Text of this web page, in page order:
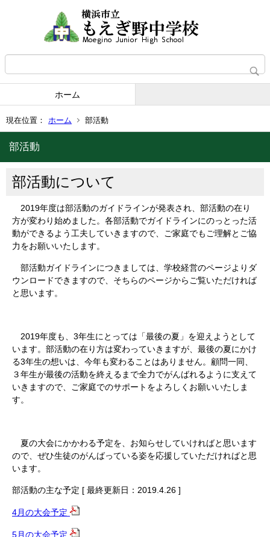
ホーム
現在位置： ホーム 部活動
部活動
部活動について
2019年度は部活動のガイドラインが発表され、部活動の在り
方が変わり始めました。各部活動でガイドラインにのっとった活
動ができるよう工夫していきますので、ご家庭でもご理解とご協
力をお願いいたします。
部活動ガイドラインにつきましては、学校経営のページよりダ
ウンロードできますので、そちらのページからご覧いただければ
と思います。
2019年度も、3年生にとっては「最後の夏」を迎えようとして
います。部活動の在り方は変わっていきますが、最後の夏にかけ
る3年生の想いは、今年も変わることはありません。顧問一同、
３年生が最後の活動を終えるまで全力でがんばれるように支えて
いきますので、ご家庭でのサポートをよろしくお願いいたしま
す。
夏の大会にかかわる予定を、お知らせしていければと思います
ので、ぜひ生徒のがんばっている姿を応援していただければと思
います。
部活動の主な予定 [ 最終更新日：2019.4.26 ]
4月の大会予定
5月の大会予定